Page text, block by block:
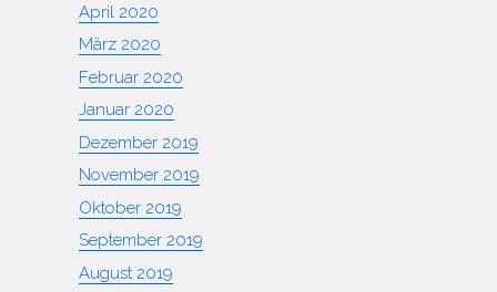
April 2020
März 2020
Februar 2020
Januar 2020
Dezember 2019
November 2019
Oktober 2019
September 2019
August 2019